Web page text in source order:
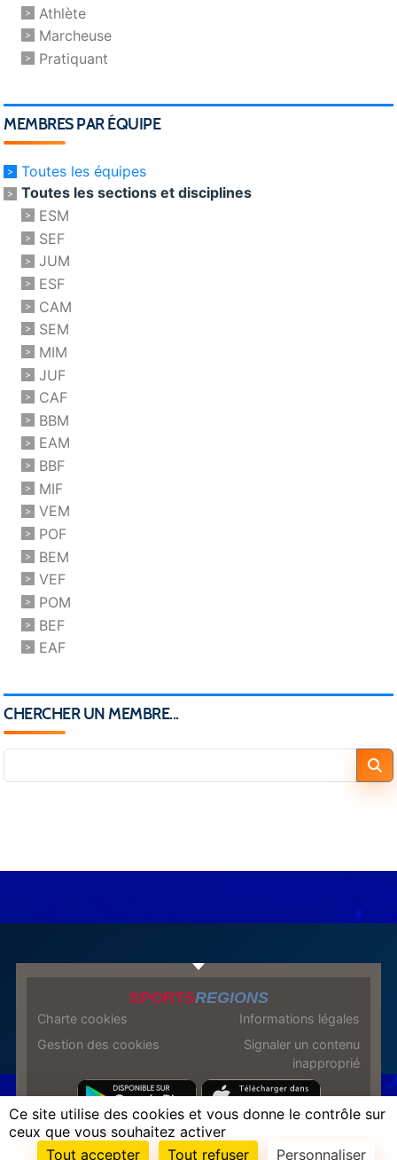
Athlète
Marcheuse
Pratiquant
MEMBRES PAR ÉQUIPE
Toutes les équipes
Toutes les sections et disciplines
ESM
SEF
JUM
ESF
CAM
SEM
MIM
JUF
CAF
BBM
EAM
BBF
MIF
VEM
POF
BEM
VEF
POM
BEF
EAF
CHERCHER UN MEMBRE...
SPORTSREGIONS
Charte cookies
Gestion des cookies
Informations légales
Signaler un contenu
inapproprié
Envie de participer ? Connexion
Ce site utilise des cookies et vous donne le contrôle sur
ceux que vous souhaitez activer
Tout accepter
Tout refuser Personnaliser